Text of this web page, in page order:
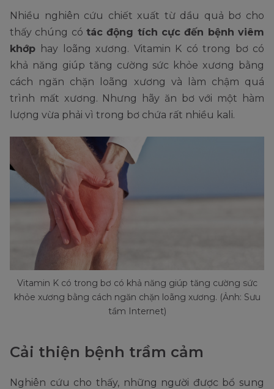
Nhiều nghiên cứu chiết xuất từ dầu quả bơ cho
thấy chúng có tác động tích cực đến bệnh viêm
khớp hay loãng xương. Vitamin K có trong bơ có
khả năng giúp tăng cường sức khỏe xương bằng
cách ngăn chặn loãng xương và làm chậm quá
trình mất xương. Nhưng hãy ăn bơ với một hàm
lượng vừa phải vì trong bơ chứa rất nhiều kali.
Vitamin K có trong bơ có khả năng giúp tăng cường sức
khỏe xương bằng cách ngăn chặn loãng xương. (Ảnh: Sưu
tầm Internet)
Cải thiện bệnh trầm cảm
Nghiên cứu cho thấy, những người được bổ sung